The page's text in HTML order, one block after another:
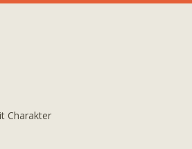
Charakter